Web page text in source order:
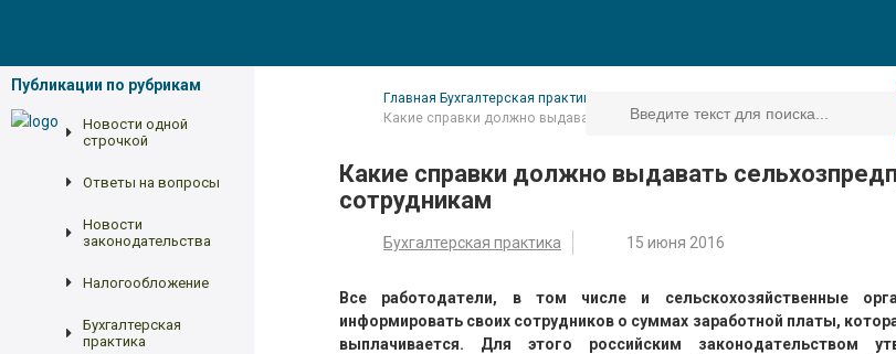
Публикации по рубрикам
Новости одной
строчкой
Ответы на вопросы
Новости
законодательства
Налогообложение
Бухгалтерская
практика
Главная Бухгалтерская практика
Какие справки должно выдавать сельхозпредприятие сотрудникам
Какие справки должно выдавать
сотрудникам
Бухгалтерская практика 15 июня 2016
Все работодатели, в том числе и сельскохозяйственные
информировать своих сотрудников о суммах заработной платы,
выплачивается. Для этого российским законодательством